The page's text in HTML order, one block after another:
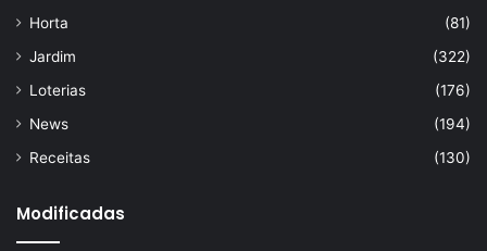
Horta
(81)
Jardim
(322)
Loterias
(176)
News
(194)
Receitas
(130)
Modificadas